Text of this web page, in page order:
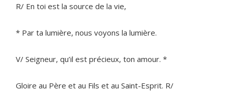
R/ En toi est la source de la vie,
* Par ta lumière, nous voyons la lumière.
V/ Seigneur, qu’il est précieux, ton amour. *
Gloire au Père et au Fils et au Saint-Esprit. R/